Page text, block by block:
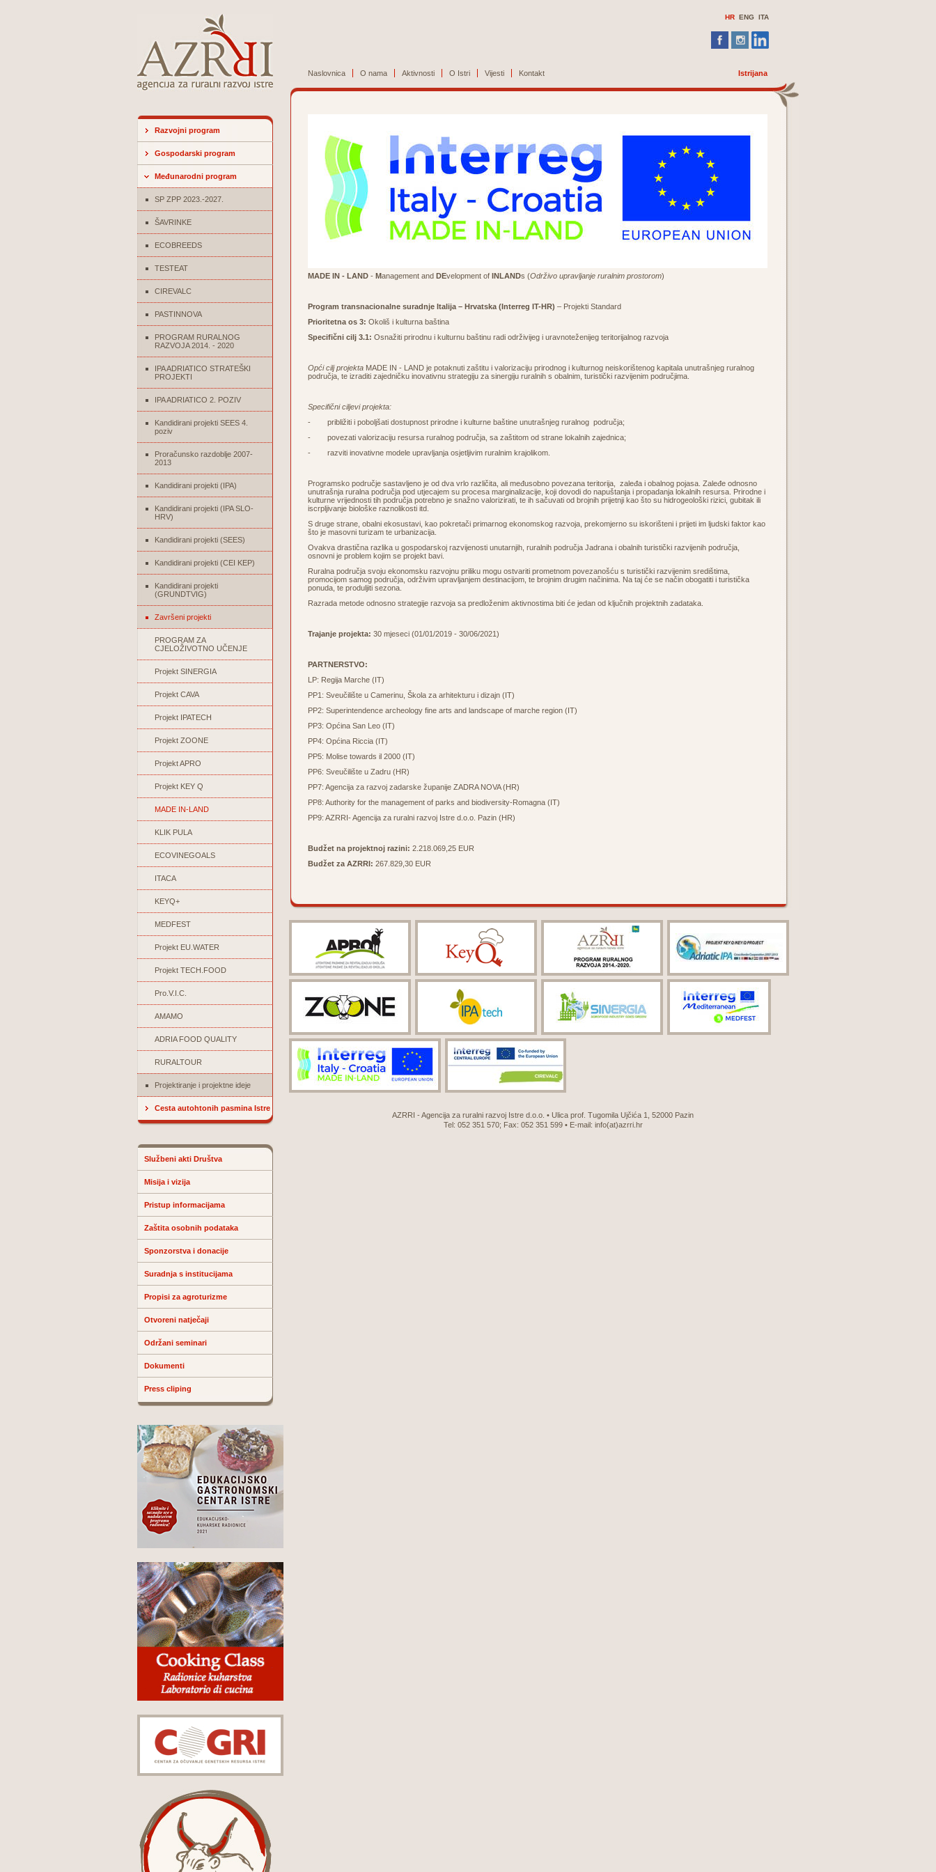
HR ENG ITA
Naslovnica O nama Aktivnosti O Istri Vijesti Kontakt Istrijana
Razvojni program
Gospodarski program
Međunarodni program
SP ZPP 2023.-2027.
ŠAVRINKE
ECOBREEDS
TESTEAT
CIREVALC
PASTINNOVA
PROGRAM RURALNOG
RAZVOJA 2014. - 2020
IPA ADRIATICO STRATEŠKI
PROJEKTI
IPA ADRIATICO 2. POZIV
Kandidirani projekti SEES 4.
poziv
Proračunsko razdoblje 2007-
2013
Kandidirani projekti (IPA)
Kandidirani projekti (IPA SLO-
HRV)
Kandidirani projekti (SEES)
Kandidirani projekti (CEI KEP)
Kandidirani projekti
(GRUNDTVIG)
Završeni projekti
PROGRAM ZA
CJELOŽIVOTNO UČENJE
Projekt SINERGIA
Projekt CAVA
Projekt IPATECH
Projekt ZOONE
Projekt APRO
Projekt KEY Q
MADE IN-LAND
KLIK PULA
ECOVINEGOALS
ITACA
KEYQ+
MEDFEST
Projekt EU.WATER
Projekt TECH.FOOD
Pro.V.I.C.
AMAMO
ADRIA FOOD QUALITY
RURALTOUR
Projektiranje i projektne ideje
Cesta autohtonih pasmina Istre
Službeni akti Društva
Misija i vizija
Pristup informacijama
Zaštita osobnih podataka
Sponzorstva i donacije
Suradnja s institucijama
Propisi za agroturizme
Otvoreni natječaji
Održani seminari
Dokumenti
Press cliping
MADE IN - LAND - Management and DEvelopment of INLANDs (Održivo upravljanje ruralnim prostorom)
Program transnacionalne suradnje Italija – Hrvatska (Interreg IT-HR) – Projekti Standard
Prioritetna os 3: Okoliš i kulturna baština
Specifični cilj 3.1: Osnažiti prirodnu i kulturnu baštinu radi održivijeg i uravnoteženijeg teritorijalnog razvoja
Opći cilj projekta MADE IN - LAND je potaknuti zaštitu i valorizaciju prirodnog i kulturnog neiskorištenog kapitala unutrašnjeg ruralnog
područja, te izraditi zajedničku inovativnu strategiju za sinergiju ruralnih s obalnim, turistički razvijenim područjima.
Specifični ciljevi projekta:
- približiti i poboljšati dostupnost prirodne i kulturne baštine unutrašnjeg ruralnog područja;
- povezati valorizaciju resursa ruralnog područja, sa zaštitom od strane lokalnih zajednica;
- razviti inovativne modele upravljanja osjetljivim ruralnim krajolikom.
Programsko područje sastavljeno je od dva vrlo različita, ali međusobno povezana teritorija, zaleđa i obalnog pojasa. Zaleđe odnosno
unutrašnja ruralna područja pod utjecajem su procesa marginalizacije, koji dovodi do napuštanja i propadanja lokalnih resursa. Prirodne i
kulturne vrijednosti tih područja potrebno je snažno valorizirati, te ih sačuvati od brojnih prijetnji kao što su hidrogeološki rizici, gubitak ili
iscrpljivanje biološke raznolikosti itd.
S druge strane, obalni ekosustavi, kao pokretači primarnog ekonomskog razvoja, prekomjerno su iskorišteni i prijeti im ljudski faktor kao
što je masovni turizam te urbanizacija.
Ovakva drastična razlika u gospodarskoj razvijenosti unutarnjih, ruralnih područja Jadrana i obalnih turistički razvijenih područja,
osnovni je problem kojim se projekt bavi.
Ruralna područja svoju ekonomsku razvojnu priliku mogu ostvariti prometnom povezanošću s turistički razvijenim središtima,
promocijom samog područja, održivim upravljanjem destinacijom, te brojnim drugim načinima. Na taj će se način obogatiti i turistička
ponuda, te produljiti sezona.
Razrada metode odnosno strategije razvoja sa predloženim aktivnostima biti će jedan od ključnih projektnih zadataka.
Trajanje projekta: 30 mjeseci (01/01/2019 - 30/06/2021)
PARTNERSTVO:
LP: Regija Marche (IT)
PP1: Sveučilište u Camerinu, Škola za arhitekturu i dizajn (IT)
PP2: Superintendence archeology fine arts and landscape of marche region (IT)
PP3: Općina San Leo (IT)
PP4: Općina Riccia (IT)
PP5: Molise towards il 2000 (IT)
PP6: Sveučilište u Zadru (HR)
PP7: Agencija za razvoj zadarske županije ZADRA NOVA (HR)
PP8: Authority for the management of parks and biodiversity-Romagna (IT)
PP9: AZRRI- Agencija za ruralni razvoj Istre d.o.o. Pazin (HR)
Budžet na projektnoj razini: 2.218.069,25 EUR
Budžet za AZRRI: 267.829,30 EUR
AZRRI - Agencija za ruralni razvoj Istre d.o.o. • Ulica prof. Tugomila Ujčića 1, 52000 Pazin
Tel: 052 351 570; Fax: 052 351 599 • E-mail: info(at)azrri.hr